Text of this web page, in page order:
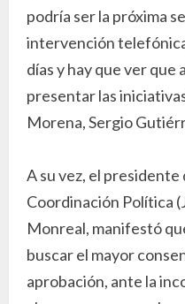
podría ser la próxima
intervención
días y hay que ver que
presentar las
Morena, Sergio
A su vez, el presidente
Coordinación Política
Monreal, manifestó
buscar el mayor
aprobación, ante la